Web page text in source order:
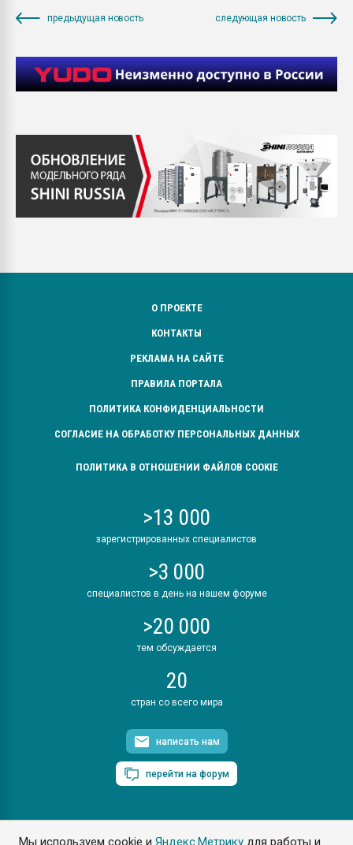
Мы используем cookie иЯндекс.Метрику для работы и
предыдущая новость следующая новость
О ПРОЕКТЕ
КОНТАКТЫ
РЕКЛАМА НА САЙТЕ
ПРАВИЛА ПОРТАЛА
ПОЛИТИКА КОНФИДЕНЦИАЛЬНОСТИ
СОГЛАСИЕ НА ОБРАБОТКУ ПЕРСОНАЛЬНЫХ ДАННЫХ
ПОЛИТИКА В ОТНОШЕНИИ ФАЙЛОВ COOKIE
>13 000
зарегистрированных специалистов
>3 000
специалистов в день на нашем форуме
>20 000
тем обсуждается
20
стран со всего мира
написать нам
перейти на форум
ПластЭксперт © 2006. Все права защищены